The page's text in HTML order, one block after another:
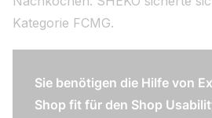
Kategorie FCMG.
Sie benötigen die Hilfe von
Shop fit für den Shop